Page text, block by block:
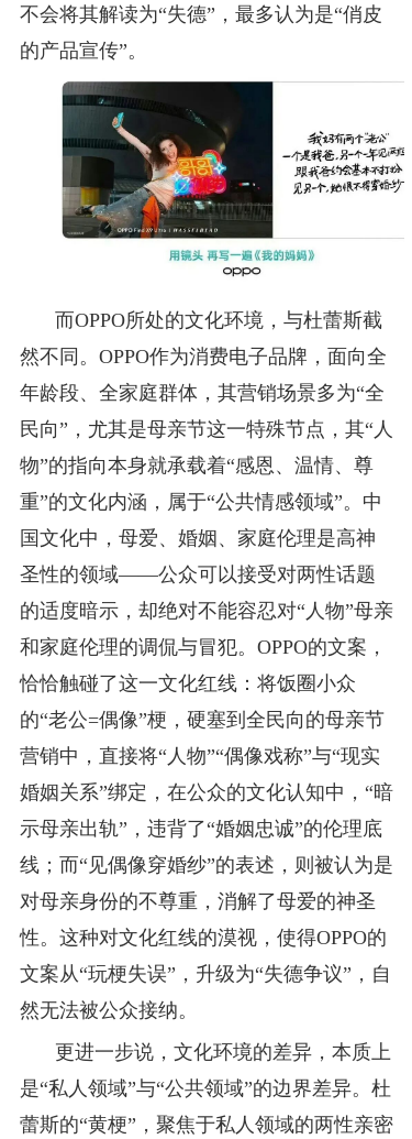
不会将其解读为“失德”，最多认为是“俏皮
的产品宣传”。
而OPPO所处的文化环境，与杜蕾斯截
然不同。OPPO作为消费电子品牌，面向全
年龄段、全家庭群体，其营销场景多为“全
民向”，尤其是母亲节这一特殊节点，其“人
物”的指向本身就承载着“感恩、温情、尊
重”的文化内涵，属于“公共情感领域”。中
国文化中，母爱、婚姻、家庭伦理是高神
圣性的领域——公众可以接受对两性话题
的适度暗示，却绝对不能容忍对“人物”母亲
和家庭伦理的调侃与冒犯。OPPO的文案，
恰恰触碰了这一文化红线：将饭圈小众
的“老公=偶像”梗，硬塞到全民向的母亲节
营销中，直接将“人物”“偶像戏称”与“现实
婚姻关系”绑定，在公众的文化认知中，“暗
示母亲出轨”，违背了“婚姻忠诚”的伦理底
线；而“见偶像穿婚纱”的表述，则被认为是
对母亲身份的不尊重，消解了母爱的神圣
性。这种对文化红线的漠视，使得OPPO的
文案从“玩梗失误”，升级为“失德争议”，自
然无法被公众接纳。
更进一步说，文化环境的差异，本质上
是“私人领域”与“公共领域”的边界差异。杜
蕾斯的“黄梗”，聚焦于私人领域的两性亲密